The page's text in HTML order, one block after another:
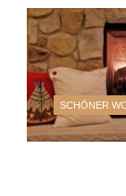
SCHÖNER